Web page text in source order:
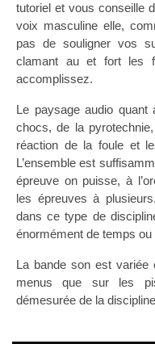
tutoriel et vous conseille
voix masculine elle,
pas de souligner vos
clamant au et fort les
accomplissez.
Le paysage audio
chocs, de la
réaction de la foule et
L’ensemble est
épreuve on puisse, à
les épreuves à
dans ce type de
énormément de temps
La bande son est
menus que sur les
démesurée de la